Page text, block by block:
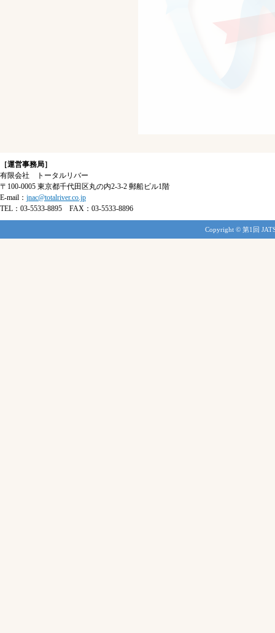
［運営事務局］
有限会社 トータルリバー
〒100-0005 東京都千代田区丸の内2-3-2 郵船ビル1階
E-mail： jnac@totalriver.co.jp
TEL：03-5533-8895 FAX：03-5533-8896
Copyright © 第1回